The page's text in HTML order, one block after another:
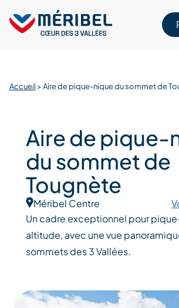
content
Accueil >Aire de pique-nique du sommet de
Aire de pique-
du sommet de
Tougnète
Méribel Centre
Un cadre exceptionnel pour
altitude, avec une vue
sommets des 3 Vallées.